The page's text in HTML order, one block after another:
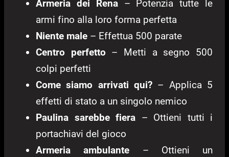
Armeria dei Rena– Potenzia tutte le
armi fino alla loro forma perfetta
Niente male – Effettua 500 parate
Centro perfetto – Metti a segno 500
colpi perfetti
Come siamo arrivati qui? – Applica 5
effetti di stato a un singolo nemico
Paulina sarebbe fiera – Ottieni tutti i
portachiavi del gioco
Armeria ambulante – Ottieni un